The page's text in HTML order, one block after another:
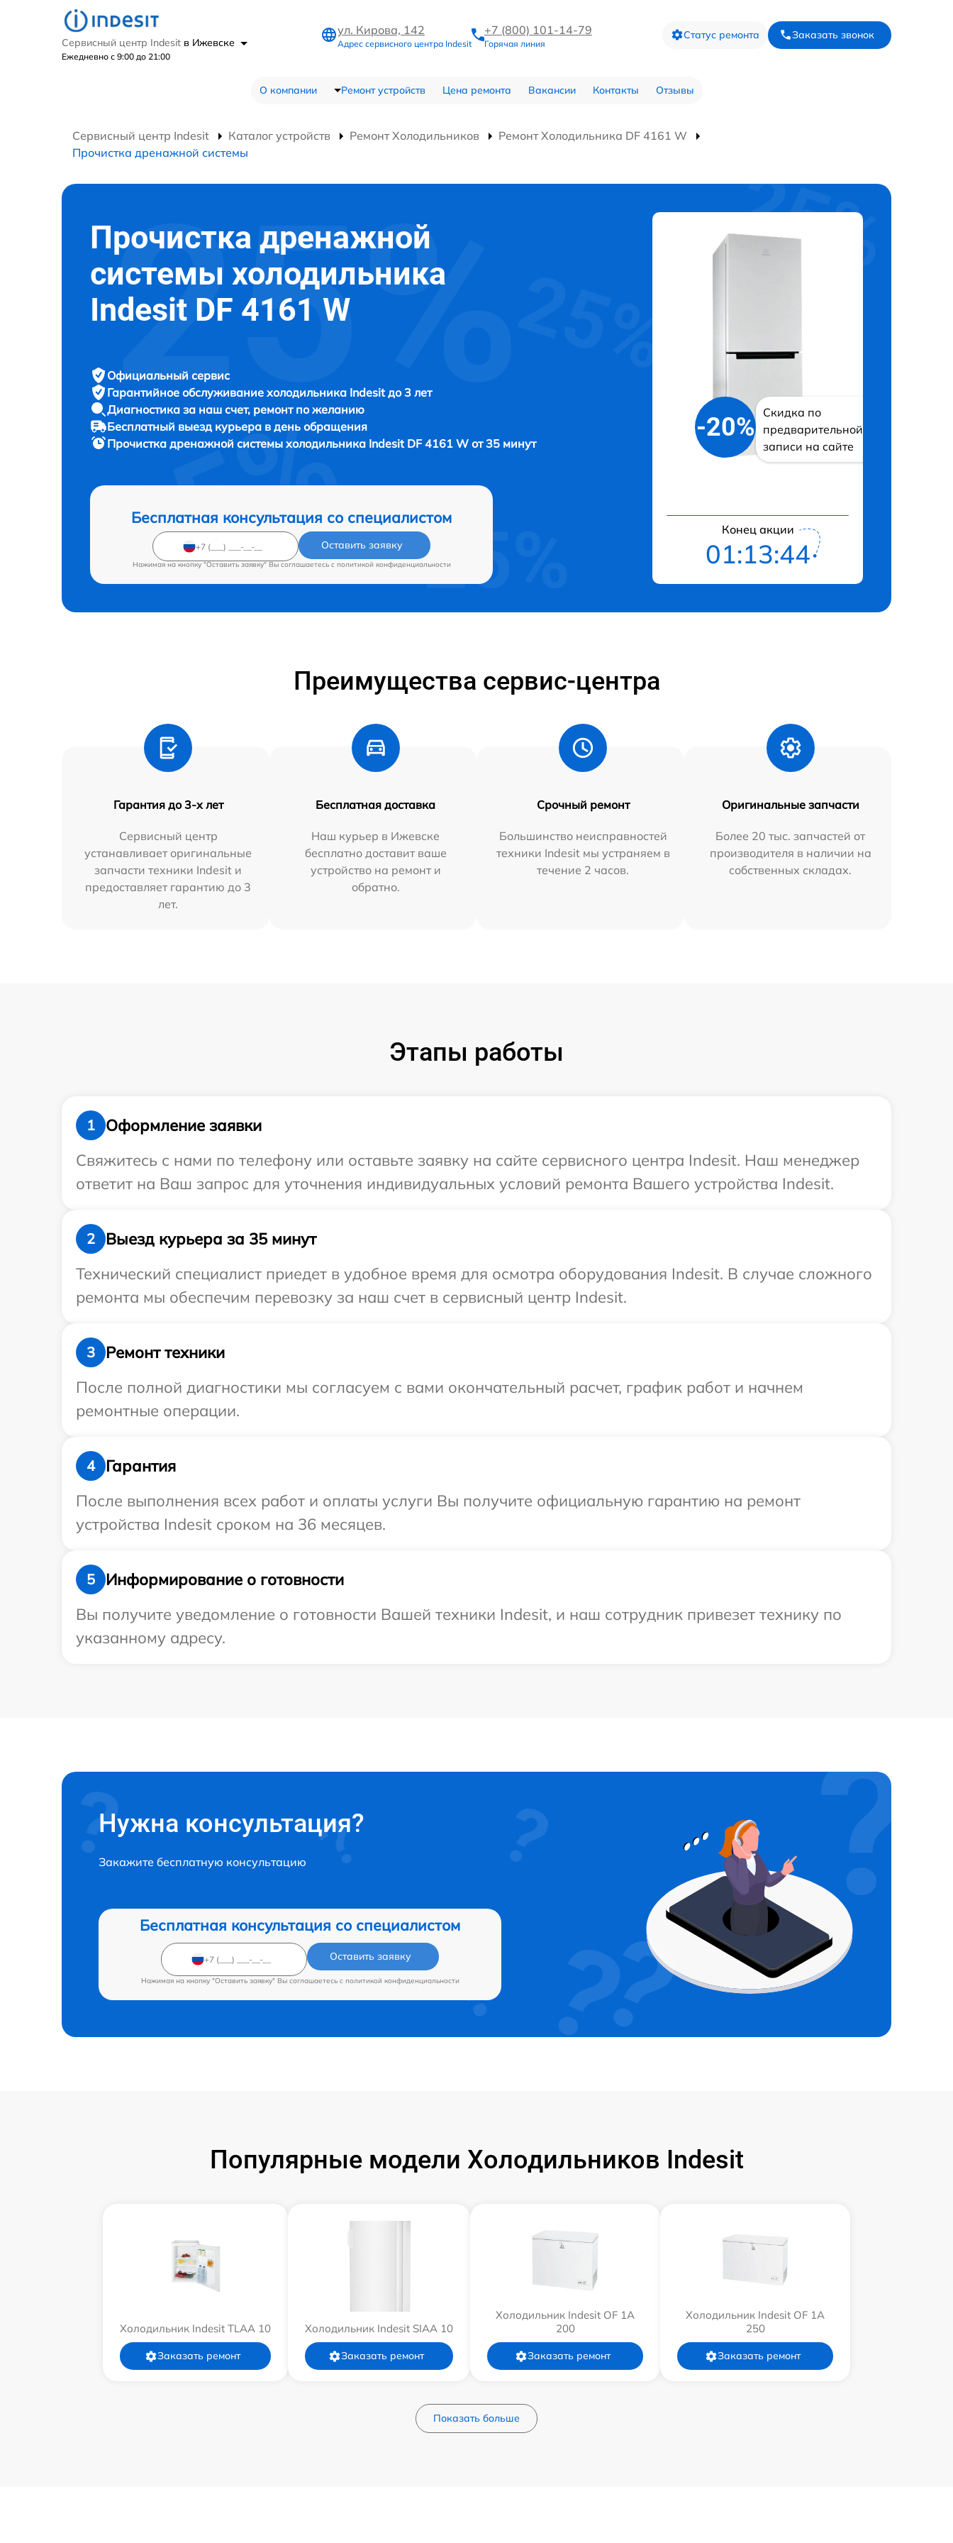
Сервисный центр Indesit в Ижевске
Ежедневно с 9:00 до 21:00
ул. Кирова, 142
Адрес сервисного центра Indesit
+7 (800) 101-14-79
Горячая линия
Статус ремонта Заказать звонок
О компании Ремонт устройств Цена ремонта Вакансии Контакты Отзывы
Сервисный центр Indesit Каталог устройств Ремонт Холодильников
Ремонт Холодильника DF 4161 W
Прочистка дренажной системы
Прочистка дренажной
системы холодильника
Indesit DF 4161 W
Официальный сервис
Гарантийное обслуживание холодильника Indesit до 3 лет
Диагностика за наш счет, ремонт по желанию
Бесплатный выезд курьера в день обращения
Прочистка дренажной системы холодильника Indesit DF 4161 W от 35 минут
Бесплатная консультация со специалистом
Оставить заявку
Нажимая на кнопку "Оставить заявку" Вы соглашаетесь c политикой конфиденциальности
-20%
Скидка по
предварительной
записи на сайте
Конец акции
01:13:43
Преимущества сервис-центра
Гарантия до 3-х лет
Сервисный центр
устанавливает оригинальные
запчасти техники Indesit и
предоставляет гарантию до 3
лет.
Бесплатная доставка
Наш курьер в Ижевске
бесплатно доставит ваше
устройство на ремонт и
обратно.
Срочный ремонт
Большинство неисправностей
техники Indesit мы устраняем в
течение 2 часов.
Оригинальные запчасти
Более 20 тыс. запчастей от
производителя в наличии на
собственных складах.
Этапы работы
1
Оформление заявки
Свяжитесь с нами по телефону или оставьте заявку на сайте сервисного центра Indesit. Наш менеджер
ответит на Ваш запрос для уточнения индивидуальных условий ремонта Вашего устройства Indesit.
2
Выезд курьера за 35 минут
Технический специалист приедет в удобное время для осмотра оборудования Indesit. В случае сложного
ремонта мы обеспечим перевозку за наш счет в сервисный центр Indesit.
3
Ремонт техники
После полной диагностики мы согласуем с вами окончательный расчет, график работ и начнем
ремонтные операции.
4
Гарантия
После выполнения всех работ и оплаты услуги Вы получите официальную гарантию на ремонт
устройства Indesit сроком на 36 месяцев.
5
Информирование о готовности
Вы получите уведомление о готовности Вашей техники Indesit, и наш сотрудник привезет технику по
указанному адресу.
Нужна консультация?
Закажите бесплатную консультацию
Бесплатная консультация со специалистом
Оставить заявку
Нажимая на кнопку "Оставить заявку" Вы соглашаетесь c политикой конфиденциальности
Популярные модели Холодильников Indesit
Холодильник Indesit TLAA 10
Заказать ремонт
Холодильник Indesit SIAA 10
Заказать ремонт
Холодильник Indesit OF 1A
200
Заказать ремонт
Холодильник Indesit OF 1A
250
Заказать ремонт
Показать больше